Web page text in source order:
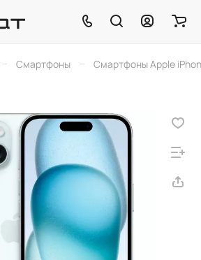
– Смартфоны – Смартфоны Apple